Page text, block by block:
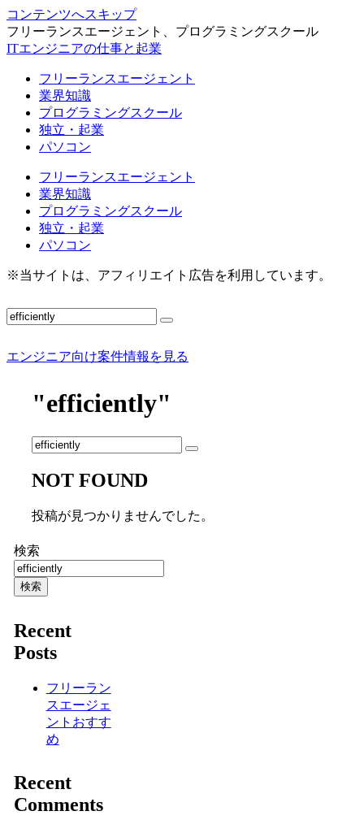
コンテンツへスキップ
フリーランスエージェント、プログラミングスクール
ITエンジニアの仕事と起業
フリーランスエージェント
業界知識
プログラミングスクール
独立・起業
パソコン
フリーランスエージェント
業界知識
プログラミングスクール
独立・起業
パソコン
※当サイトは、アフィリエイト広告を利用しています。
エンジニア向け案件情報を見る
"efficiently"
NOT FOUND
投稿が見つかりませんでした。
検索
検索
Recent
Posts
フリーラン
スエージェ
ントおすす
め
Recent
Comments